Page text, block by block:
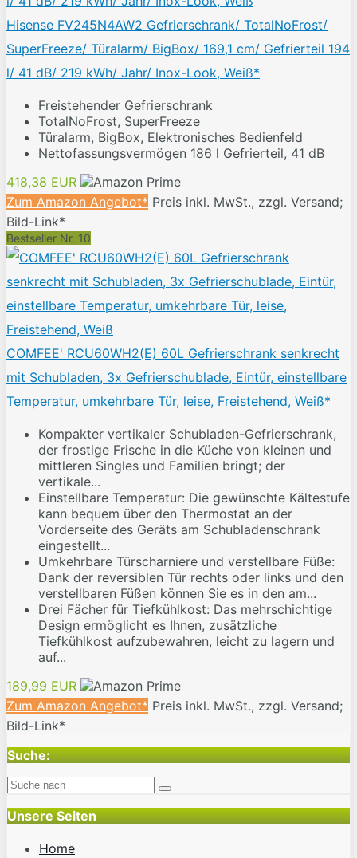
Hisense FV245N4AW2 Gefrierschrank/ TotalNoFrost/
SuperFreeze/ Türalarm/ BigBox/ 169,1 cm/ Gefrierteil 194
l/ 41 dB/ 219 kWh/ Jahr/ Inox-Look, Weiß*
Freistehender Gefrierschrank
TotalNoFrost, SuperFreeze
Türalarm, BigBox, Elektronisches Bedienfeld
Nettofassungsvermögen 186 l Gefrierteil, 41 dB
418,38 EUR
Zum Amazon Angebot* Preis inkl. MwSt., zzgl. Versand;
Bild-Link*
Bestseller Nr. 10
COMFEE' RCU60WH2(E) 60L Gefrierschrank senkrecht
mit Schubladen, 3x Gefrierschublade, Eintür, einstellbare
Temperatur, umkehrbare Tür, leise, Freistehend, Weiß*
Kompakter vertikaler Schubladen-Gefrierschrank,
der frostige Frische in die Küche von kleinen und
mittleren Singles und Familien bringt; der
vertikale...
Einstellbare Temperatur: Die gewünschte Kältestufe
kann bequem über den Thermostat an der
Vorderseite des Geräts am Schubladenschrank
eingestellt...
Umkehrbare Türscharniere und verstellbare Füße:
Dank der reversiblen Tür rechts oder links und den
verstellbaren Füßen können Sie es in den am...
Drei Fächer für Tiefkühlkost: Das mehrschichtige
Design ermöglicht es Ihnen, zusätzliche
Tiefkühlkost aufzubewahren, leicht zu lagern und
auf...
189,99 EUR
Zum Amazon Angebot* Preis inkl. MwSt., zzgl. Versand;
Bild-Link*
Suche:
Unsere Seiten
Home